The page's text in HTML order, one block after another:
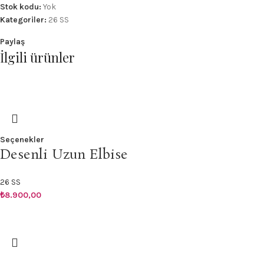
Stok kodu: Yok
Kategoriler: 26 SS
Paylaş
İlgili ürünler
Seçenekler
Desenli Uzun Elbise
26 SS
₺8.900,00